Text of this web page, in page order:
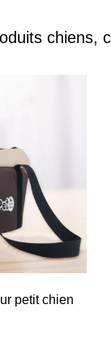
chiens,
petit chien